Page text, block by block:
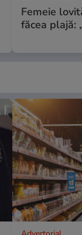
Femeie
făcea plajă: